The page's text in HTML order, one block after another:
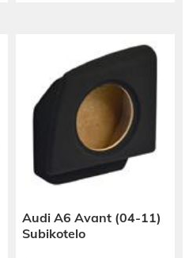
Audi A6 Avant (04-11)
Subikotelo